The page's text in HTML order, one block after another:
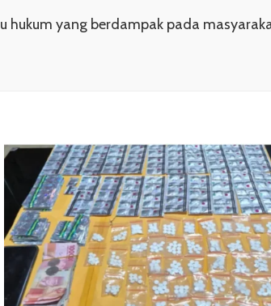
hukum yang berdampak pada